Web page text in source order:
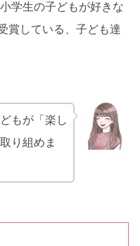
学生の子どもが好きな
賞している、子ども達
もが「楽し
り組めま